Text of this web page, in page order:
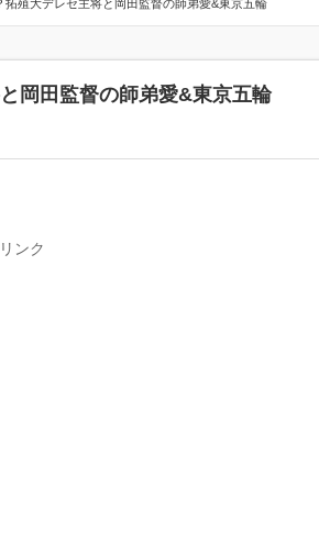
拓殖大デレセ主将と岡田監督の師弟愛&東京五輪
岡田監督の師弟愛&東京五輪
ンク